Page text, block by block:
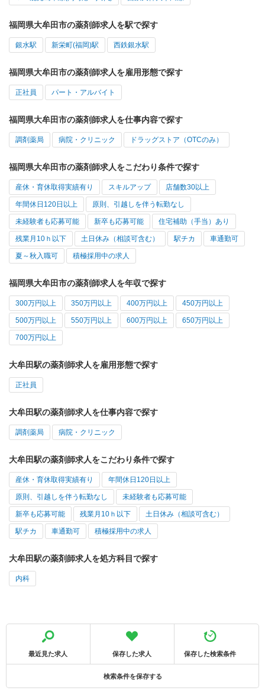
福岡県大牟田市の薬剤師求人を駅で探す
銀水駅 新栄町(福岡)駅 西鉄銀水駅
福岡県大牟田市の薬剤師求人を雇用形態で探す
正社員 パート・アルバイト
福岡県大牟田市の薬剤師求人を仕事内容で探す
調剤薬局 病院・クリニック ドラッグストア（OTCのみ）
福岡県大牟田市の薬剤師求人をこだわり条件で探す
産休・育休取得実績有り スキルアップ 店舗数30以上
年間休日120日以上 原則、引越しを伴う転勤なし
未経験者も応募可能 新卒も応募可能 住宅補助（手当）あり
残業月10ｈ以下 土日休み（相談可含む） 駅チカ 車通勤可
夏～秋入職可 積極採用中の求人
福岡県大牟田市の薬剤師求人を年収で探す
300万円以上 350万円以上 400万円以上 450万円以上
500万円以上 550万円以上 600万円以上 650万円以上
700万円以上
大牟田駅の薬剤師求人を雇用形態で探す
正社員
大牟田駅の薬剤師求人を仕事内容で探す
調剤薬局 病院・クリニック
大牟田駅の薬剤師求人をこだわり条件で探す
産休・育休取得実績有り 年間休日120日以上
原則、引越しを伴う転勤なし 未経験者も応募可能
新卒も応募可能 残業月10ｈ以下 土日休み（相談可含む）
駅チカ 車通勤可 積極採用中の求人
大牟田駅の薬剤師求人を処方科目で探す
内科
最近見た求人 保存した求人 保存した検索条件
検索条件を保存する